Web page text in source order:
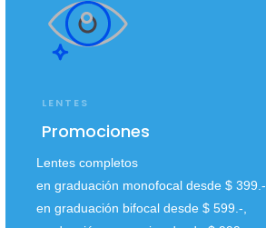
LENTES
Promociones
Lentes completos
en graduación monofocal desde $ 399.-,
en graduación bifocal desde $ 599.-,